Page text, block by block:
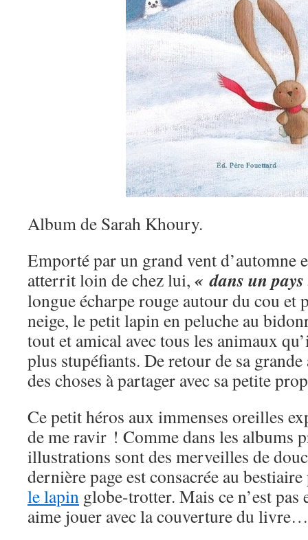
Album de Sarah Khoury.
Emporté par un grand vent d’automne
atterrit loin de chez lui, « dans un
longue écharpe rouge autour du cou et
neige, le petit lapin en peluche au
tout et amical avec tous les animaux
plus stupéfiants. De retour de sa
des choses à partager avec sa petite
Ce petit héros aux immenses oreilles
de me ravir ! Comme dans les albums
illustrations sont des merveilles de
dernière page est consacrée au
le lapin globe-trotter. Mais ce n’est
aime jouer avec la couverture du livre…